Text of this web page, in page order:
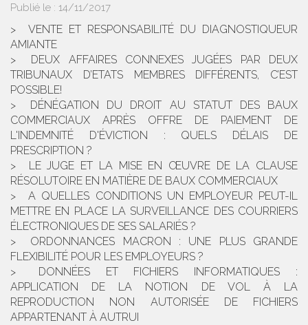
Publié le : 14/11/2017
VENTE ET RESPONSABILITÉ DU DIAGNOSTIQUEUR
AMIANTE
DEUX AFFAIRES CONNEXES JUGÉES PAR DEUX
TRIBUNAUX D’ETATS MEMBRES DIFFÉRENTS, C’EST
POSSIBLE!
DÉNÉGATION DU DROIT AU STATUT DES BAUX
COMMERCIAUX APRÈS OFFRE DE PAIEMENT DE
L'INDEMNITÉ D'ÉVICTION : QUELS DÉLAIS DE
PRESCRIPTION ?
LE JUGE ET LA MISE EN ŒUVRE DE LA CLAUSE
RÉSOLUTOIRE EN MATIÈRE DE BAUX COMMERCIAUX
A QUELLES CONDITIONS UN EMPLOYEUR PEUT-IL
METTRE EN PLACE LA SURVEILLANCE DES COURRIERS
ÉLECTRONIQUES DE SES SALARIÉS ?
ORDONNANCES MACRON : UNE PLUS GRANDE
FLEXIBILITÉ POUR LES EMPLOYEURS ?
DONNÉES ET FICHIERS INFORMATIQUES :
APPLICATION DE LA NOTION DE VOL À LA
REPRODUCTION NON AUTORISÉE DE FICHIERS
APPARTENANT À AUTRUI